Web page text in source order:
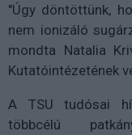
"Úgy döntöttünk,
nem ionizáló
mondta Natalia
Kutatóintézetének
A TSU tudósai
többcélú